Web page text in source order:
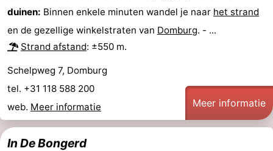
Zeeland
Duiveland
-
Renesse
-
Brouwershaven
-
duinen: Binnen enkele minuten wandel je naar het strand
en de gezellige winkelstraten van Domburg. - ...
Strand afstand: ±550 m.
Schelpweg 7, Domburg
tel. +31 118 588 200
web. Meer informatie Meer informatie
In De Bongerd